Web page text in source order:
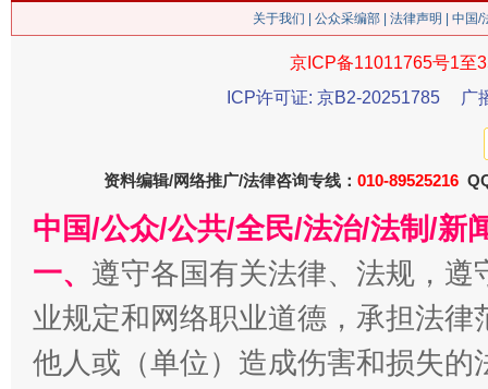
揭批美国五大"原罪" "炒
关于我们 公众采编部 法律声明 | 中国
京ICP备11011765号1至
ICP许可证: 京B2-20251785
广
资料编辑/网络推广/法律咨询专线： 010-89525216
中国/公众/公共/全民/法治/法制/新
一、 遵守各国有关法律、法规，
业规定和网络职业道德，承担法
他人或（单位）造成伤害和损失